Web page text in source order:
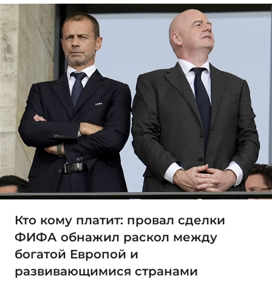
Кто кому платит: провал сделки
ФИФА обнажил раскол между
богатой Европой и
развивающимися странами